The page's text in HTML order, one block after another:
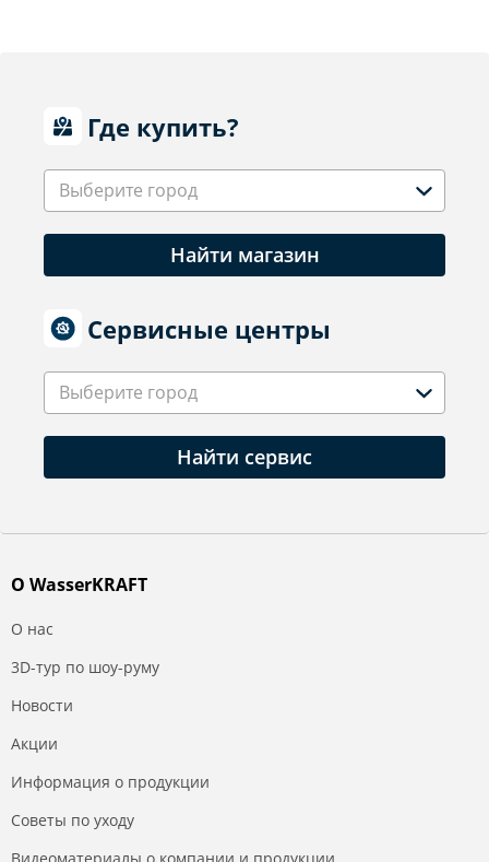
Где купить?
Выберите город
Найти магазин
Сервисные центры
Выберите город
Найти сервис
О WasserKRAFT
О нас
3D-тур по шоу-руму
Новости
Акции
Информация о продукции
Советы по уходу